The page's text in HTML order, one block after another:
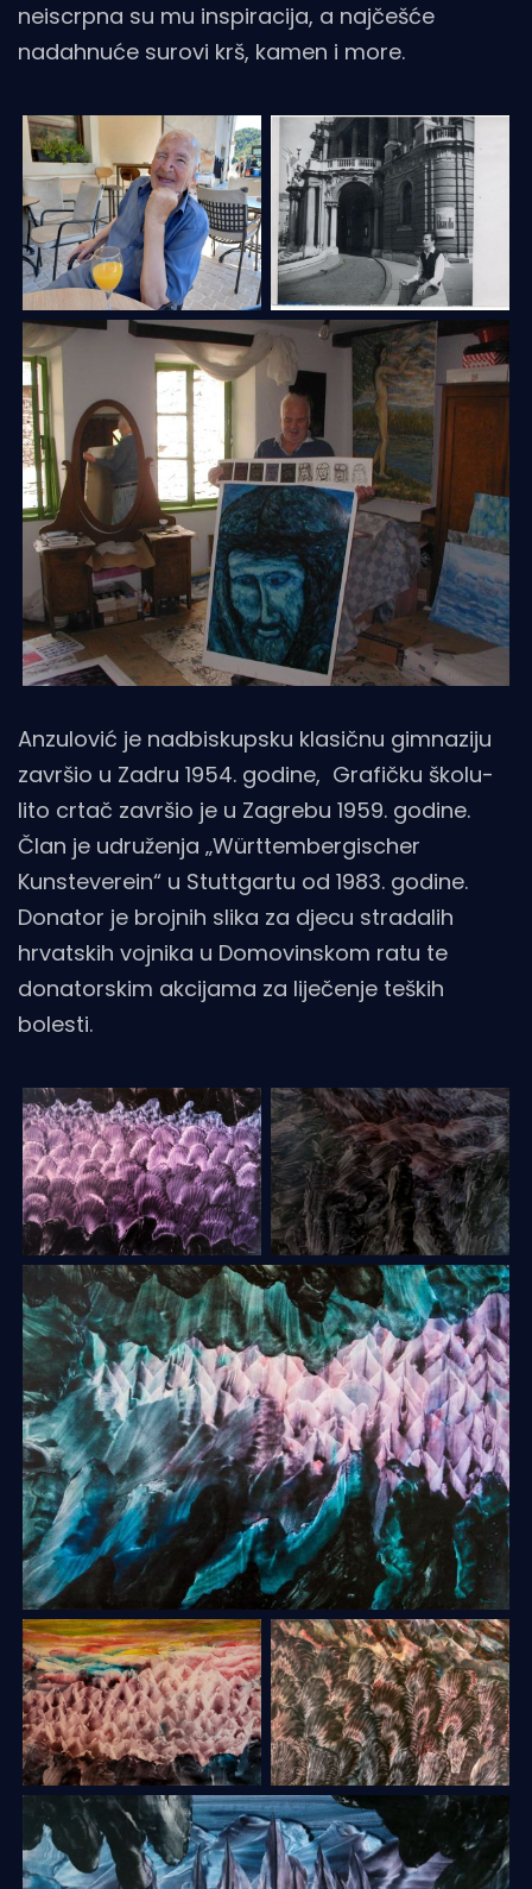
neiscrpna su mu inspiracija, a najčešće
nadahnuće surovi krš, kamen i more.
Anzulović je nadbiskupsku klasičnu gimnaziju
završio u Zadru 1954. godine, Grafičku školu-
lito crtač završio je u Zagrebu 1959. godine.
Član je udruženja „Württembergischer
Kunsteverein“ u Stuttgartu od 1983. godine.
Donator je brojnih slika za djecu stradalih
hrvatskih vojnika u Domovinskom ratu te
donatorskim akcijama za liječenje teških
bolesti.